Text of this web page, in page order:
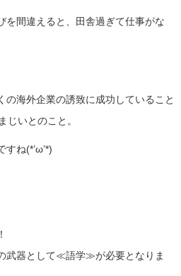
を間違えると、田舎過ぎて仕事がな
の海外企業の誘致に成功していること
じいとのこと。
ね(*’ω’*)
武器として≪語学≫が必要となりま